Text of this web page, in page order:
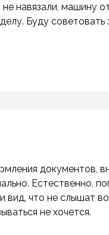
не навязали, машину
Буду советовать
документов,
Естественно,
вид, что не слышат
не хочется.